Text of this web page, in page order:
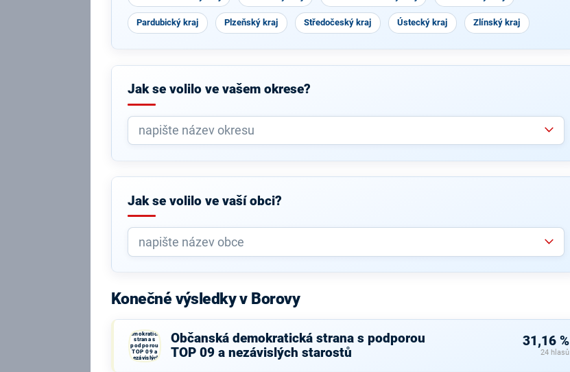
Pardubický kraj Plzeňský kraj Středočeský kraj Ústecký kraj Zlínský kraj
Jak se volilo ve vašem okrese?
Jak se volilo ve vaší obci?
Konečné výsledky v Borovy
demokratická
strana s
podporou
TOP 09 a
nezávislých
starostů
Občanská demokratická strana s podporou
TOP 09 a nezávislých starostů
31,16 %
24 hlasů